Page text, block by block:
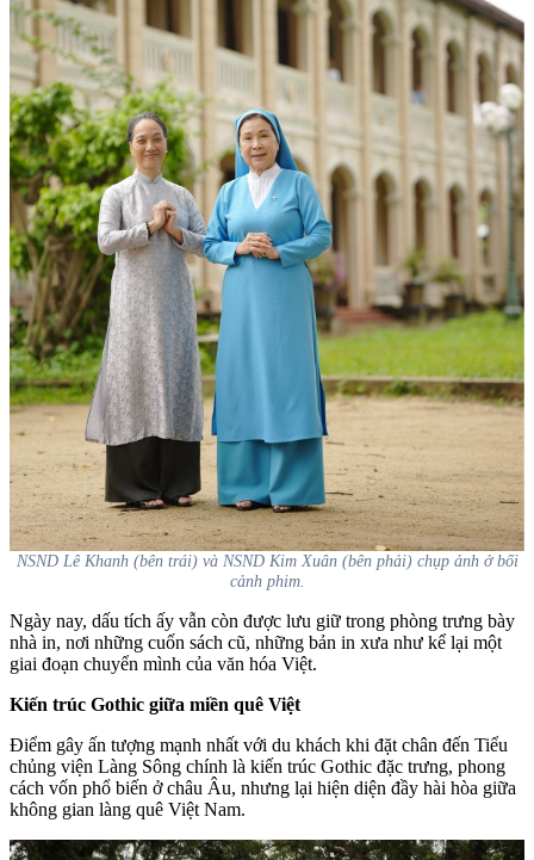
NSND Lê Khanh (bên trái) và NSND Kim Xuân (bên phải) chụp ảnh ở bối
cảnh phim.
Ngày nay, dấu tích ấy vẫn còn được lưu giữ trong phòng trưng bày
nhà in, nơi những cuốn sách cũ, những bản in xưa như kể lại một
giai đoạn chuyển mình của văn hóa Việt.
Kiến trúc Gothic giữa miền quê Việt
Điểm gây ấn tượng mạnh nhất với du khách khi đặt chân đến Tiểu
chủng viện Làng Sông chính là kiến trúc Gothic đặc trưng, phong
cách vốn phổ biến ở châu Âu, nhưng lại hiện diện đầy hài hòa giữa
không gian làng quê Việt Nam.